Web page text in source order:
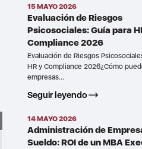
15 MAYO 2026
Evaluación de Riesgos
Psicosociales: Guía para
Compliance 2026
Evaluación de Riesgos
HR y Compliance 2026¿Cómo
empresas...
Seguir leyendo
14 MAYO 2026
Administración de
Sueldo: ROI de un MBA